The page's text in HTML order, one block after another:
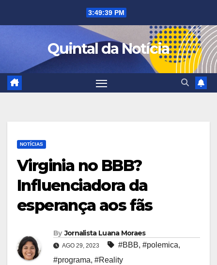
3:49:40 PM
Quintal da Notícia
NOTÍCIAS
Virginia no BBB?
Influenciadora da
esperança aos fãs
By Jornalista Luana Moraes
AGO 29, 2023 #BBB, #polemica,
#programa, #Reality